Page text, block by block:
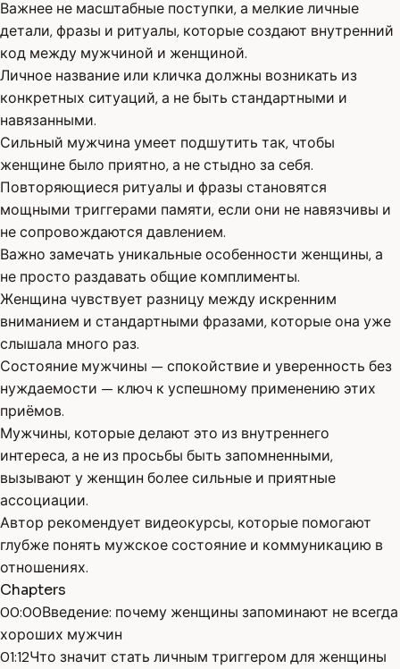
Важнее не масштабные поступки, а мелкие личные
детали, фразы и ритуалы, которые создают внутренний
код между мужчиной и женщиной.
Личное название или кличка должны возникать из
конкретных ситуаций, а не быть стандартными и
навязанными.
Сильный мужчина умеет подшутить так, чтобы
женщине было приятно, а не стыдно за себя.
Повторяющиеся ритуалы и фразы становятся
мощными триггерами памяти, если они не навязчивы и
не сопровождаются давлением.
Важно замечать уникальные особенности женщины, а
не просто раздавать общие комплименты.
Женщина чувствует разницу между искренним
вниманием и стандартными фразами, которые она уже
слышала много раз.
Состояние мужчины — спокойствие и уверенность без
нуждаемости — ключ к успешному применению этих
приёмов.
Мужчины, которые делают это из внутреннего
интереса, а не из просьбы быть запомненными,
вызывают у женщин более сильные и приятные
ассоциации.
Автор рекомендует видеокурсы, которые помогают
глубже понять мужское состояние и коммуникацию в
отношениях.
Chapters
00:00Введение: почему женщины запоминают не всегда
хороших мужчин
01:12Что значит стать личным триггером для женщины